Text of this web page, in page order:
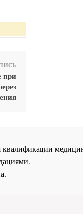
при
квалификации